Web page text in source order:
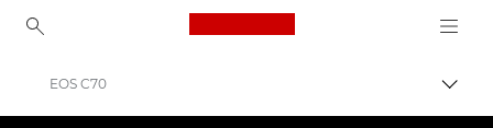
Canon Logo, back to
EOS C70